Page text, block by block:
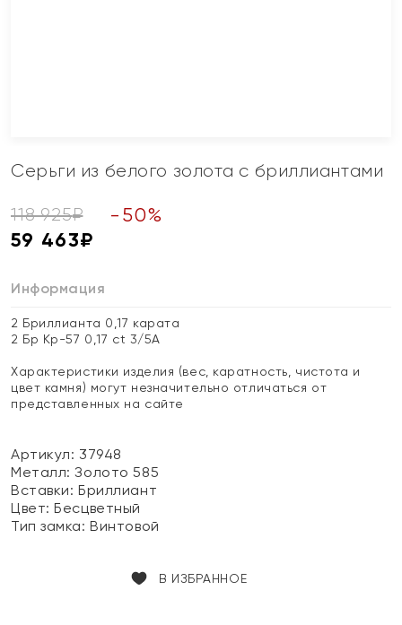
Серьги из белого золота с бриллиантами
118 925₽ - 50%
59 463₽
Информация
2 Бриллианта 0,17 карата
2 Бр Кр-57 0,17 ct 3/5А
Характеристики изделия (вес, каратность, чистота и
цвет камня) могут незначительно отличаться от
представленных на сайте
Артикул: 37948
Металл:Золото 585
Вставки:Бриллиант
Цвет:Бесцветный
Тип замка:Винтовой
В ИЗБРАННОЕ